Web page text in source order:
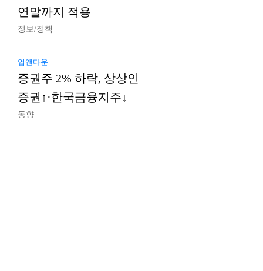
연말까지 적용
정보/정책
업앤다운
증권주 2% 하락, 상상인
증권↑·한국금융지주↓
동향